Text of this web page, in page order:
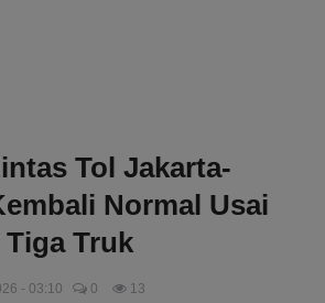
Tol Jakarta-
Normal Usai
Truk
- 03:10 0 13